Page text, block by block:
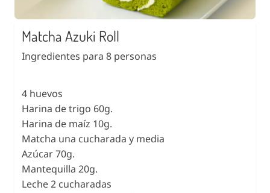
Matcha Azuki Roll
Ingredientes para 8 personas
4 huevos
Harina de trigo 60g.
Harina de maíz 10g.
Matcha una cucharada y media
Azúcar 70g.
Mantequilla 20g.
Leche 2 cucharadas